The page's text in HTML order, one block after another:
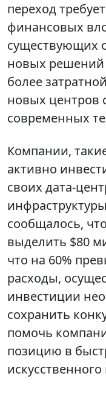
переход
финансовых
существующих
новых решений
более
новых центров
современных
Компании,
активно
своих дата-
сообщалось,
выделить $80
что на 60%
расходы,
инвестиции
сохранить
помочь
позицию в